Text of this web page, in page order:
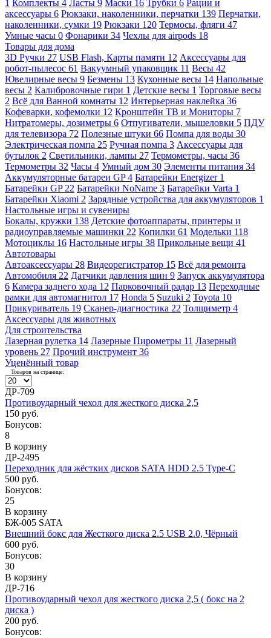
1 Комплекты 4 Ласты 9 Маски 16 Трубки 6 Рации и
аксессуары 6 Рюкзаки, наколенники, перчатки 139 Перчатки,
наколенники, сумки 19 Рюкзаки 120 Термосы, фляги 47
Умные часы 0 Фонарики 34 Чехлы для airpods 18
Товары для дома
3D Ручки 27 USB Flash, Карты памяти 12 Аксессуары для
робот-пылесос 61 Вакуумный упаковщик 11 Весы 42
Ювелирные весы 9 Безмены 13 Кухонные весы 14 Напольные
весы 2 Калибровочные гири 1 Детские весы 1 Торговые весы
2 Всё для Ванной комнаты 12 Интерьерная наклейка 36
Кофеварки, кофемолки 12 Кронштейн ТВ и Мониторы 7
Нитратомеры, дозиметры 6 Отпугиватели, мышеловки 5 ПДУ
для телевизора 72 Полезные штуки 66 Помпа для воды 30
Электрическая помпа 25 Ручная помпа 3 Аксессуары для
бутылок 2 Светильники, лампы 27 Термометры, часы 36
Термометры 32 Часы 4 Умный дом 30 Элементы питания 34
Аккумуляторные батареи GP4 Батарейки Energizer 1
Батарейки GP 22 Батарейки NoName 3 Батарейки Varta 1
Батарейки Xiaomi 2 Зарядные устройства для аккумуляторов 1
Настольные игры и сувениры
Бокалы, кружки 138 Детские фотоаппараты, принтеры и
радиоуправляемые машинки 22 Копилки 61 Модельки 118
Мотоциклы 16 Настольные игры 38 Прикольные вещи 41
Автотовары
Автоаксессуары 28 Видеорегистратор 15 Всё для ремонта
Автомобиля 22 Датчики давления шин 9 Запуск аккумулятора
6 Камера заднего хода 12 Парковочный радар 13 Переходные
рамки для автомагнитол 17 Honda 5 Suzuki 2 Toyota 10
Прикуриватель 19 Сканер-диагностика 22 Толщиметр 4
Аксессуары для животных
Для строительства
Лазерная рулетка 14 Лазерные Пирометры 11 Лазерный
уровень 27 Прочий инструмент 36
Уценённый товар
Товаров на странице:
ДР-709
Противоударный чехол для жесткого диска 2,5
150 руб.
Бонусов:
8
В корзину
ДР-2495
Переходник для жёстких дисков SATA HDD 2.5 Type-C
500 руб.
Бонусов:
25
В корзину
БЖ-005 SATA
Внешний бокс для Жесткого диска 2.5 USB 2.0, Чёрный
600 руб.
Бонусов:
30
В корзину
ДР-716
Противоударный чехол для жесткого диска 2,5 ( бокс на 2
диска )
200 руб.
Бонусов: